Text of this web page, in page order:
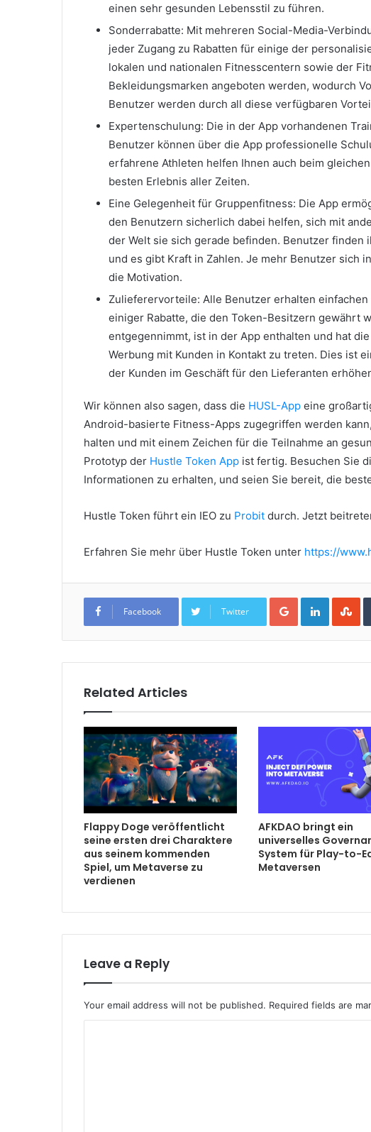
einen sehr gesunden Lebensstil zu führen.
Sonderrabatte: Mit mehreren Social-Media-
jeder Zugang zu Rabatten für einige der
lokalen und nationalen Fitnesscentern sowie der
Bekleidungsmarken angeboten werden, wodurch
Benutzer werden durch all diese verfügbaren
Expertenschulung: Die in der App vorhandenen
Benutzer können über die App professionelle
erfahrene Athleten helfen Ihnen auch beim
besten Erlebnis aller Zeiten.
Eine Gelegenheit für Gruppenfitness: Die App
den Benutzern sicherlich dabei helfen, sich mit
der Welt sie sich gerade befinden. Benutzer finden
und es gibt Kraft in Zahlen. Je mehr Benutzer sich
die Motivation.
Zulieferervorteile: Alle Benutzer erhalten
einiger Rabatte, die den Token-Besitzern gewährt
entgegennimmt, ist in der App enthalten und hat
Werbung mit Kunden in Kontakt zu treten. Dies ist
der Kunden im Geschäft für den Lieferanten
Wir können also sagen, dass die HUSL-App eine
Android-basierte Fitness-Apps zugegriffen werden
halten und mit einem Zeichen für die Teilnahme an
Prototyp der Hustle Token App ist fertig. Besuchen Sie
Informationen zu erhalten, und seien Sie bereit, die
Hustle Token führt ein IEO zu Probit durch. Jetzt
Erfahren Sie mehr über Hustle Token unter https://
Facebook Twitter
Google+LinkedIn
Related Articles
Flappy Doge veröffentlicht
seine ersten drei Charaktere
aus seinem kommenden
Spiel, um Metaverse zu
verdienen
AFKDAO bringt ein
universelles
System für Play-to-
Metaversen
Leave a Reply
Your email address will not be published. Required fields are